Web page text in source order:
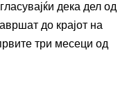
дека дел од
до крајот на
три месеци од